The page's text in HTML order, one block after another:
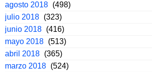
agosto 2018 (498)
julio 2018 (323)
junio 2018 (416)
mayo 2018 (513)
abril 2018 (365)
marzo 2018 (524)